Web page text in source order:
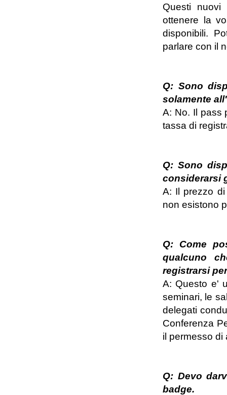
Questi nuovi
ottenere la
disponibili.
parlare con il
Q: Sono
solamente
A: No. Il pass
tassa di
Q: Sono
considerarsi
A: Il prezzo
non esistono
Q: Come
qualcuno
registrarsi
A: Questo e'
seminari, le
delegati
Conferenza
il permesso di
Q: Devo
badge.